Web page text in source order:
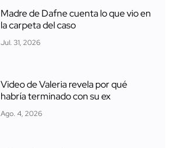
Madre de Dafne cuenta lo que vio en
la carpeta del caso
Jul. 31, 2026
Video de Valeria revela por qué
habría terminado con su ex
Ago. 4, 2026